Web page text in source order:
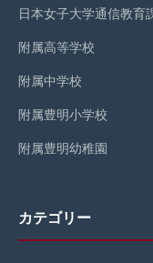
日本女子大学通信教育
附属高等学校
附属中学校
附属豊明小学校
附属豊明幼稚園
カテゴリー